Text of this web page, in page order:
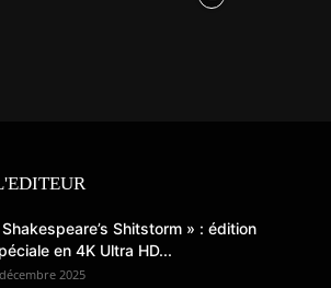
Shakespeare’s Shitstorm » : édition
en 4K Ultra HD...
2025